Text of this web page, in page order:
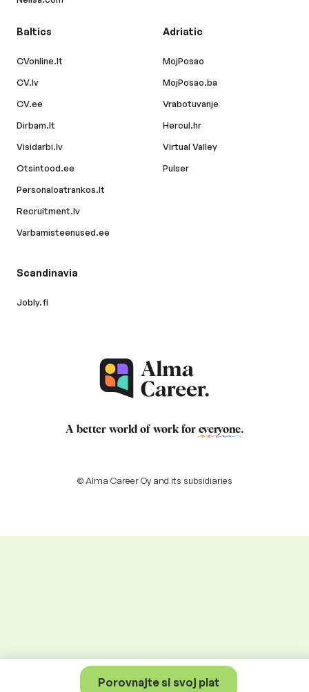
Porovnajte si svoj plat
Baltics
CVonline.lt
CV.lv
CV.ee
Dirbam.lt
Visidarbi.lv
Otsintood.ee
Personaloatrankos.lt
Recruitment.lv
Varbamisteenused.ee
Adriatic
MojPosao
MojPosao.ba
Vrabotuvanje
Hercul.hr
Virtual Valley
Pulser
Scandinavia
Jobly.fi
A better world of work for everyone.
© Alma Career Oy and its subsidiaries